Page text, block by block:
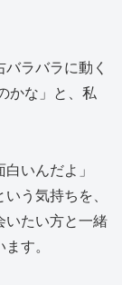
ラバラに動く
かな」と、私
いんだよ」
う気持ちを、
いたい方と一緒
す。